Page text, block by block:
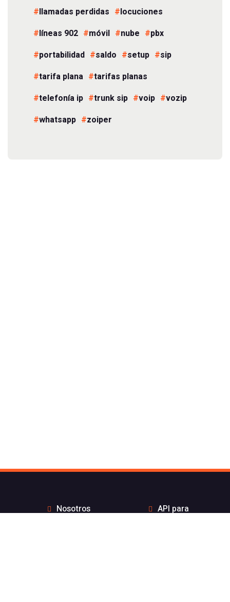
llamadas perdidas
locuciones
líneas 902
móvil nube
pbx
portabilidad
saldo setup
sip
tarifa plana
tarifas planas
telefonía ip
trunk sip voip
vozip
whatsapp
zoiper
Nosotros
API para